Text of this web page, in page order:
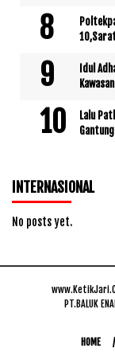
Idul
Lalu
INTERNASIONAL
No posts yet.
PT.BALUK
HOME